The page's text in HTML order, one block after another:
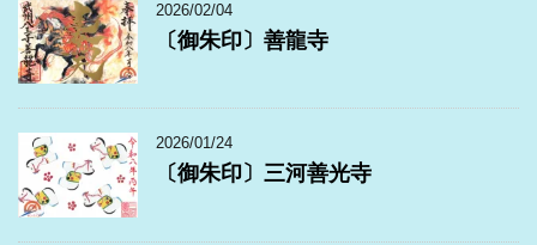
2026/02/04
〔御朱印〕善龍寺
2026/01/24
〔御朱印〕三河善光寺